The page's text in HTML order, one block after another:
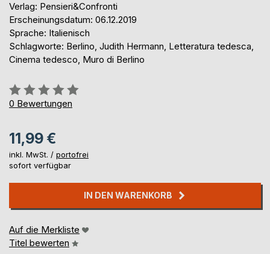
Verlag: Pensieri&Confronti
Erscheinungsdatum: 06.12.2019
Sprache: Italienisch
Schlagworte: Berlino, Judith Hermann, Letteratura tedesca,
Cinema tedesco, Muro di Berlino
Bewertung::
0%
0 Bewertungen
11,99 €
inkl. MwSt. / portofrei
sofort verfügbar
IN DEN WARENKORB
Auf die Merkliste
Titel bewerten